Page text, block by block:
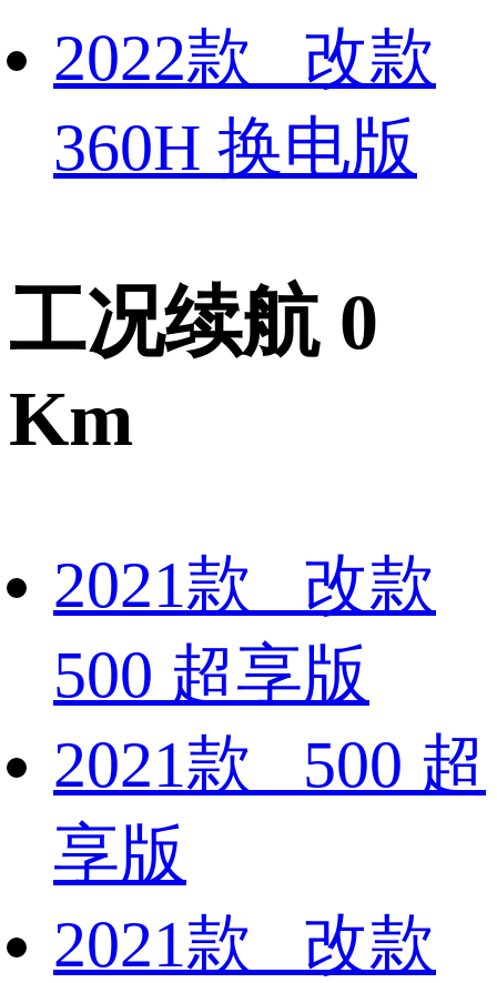
2022款 改款
360H 换电版
工况续航 0
Km
2021款 改款
500 超享版
2021款 500 超
享版
2021款 改款